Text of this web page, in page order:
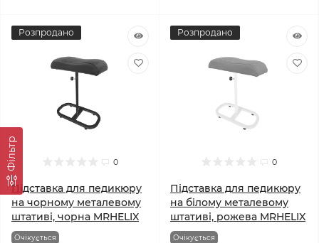
Фільтр
Розпродано
0
Підставка для педикюру
на чорному металевому
штативі, чорна MRHELIX
Очікується
Розпродано
0
Підставка для педикюру
на білому металевому
штативі, рожева MRHELIX
Очікується